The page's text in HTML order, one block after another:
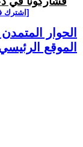
[اشترك
الحوار
الموقع